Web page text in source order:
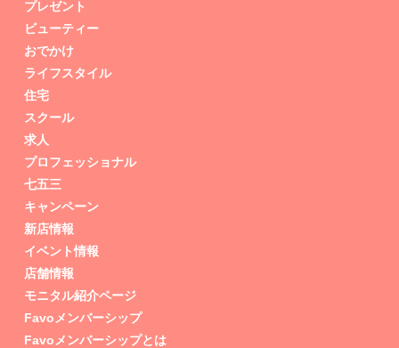
プレゼント
ビューティー
おでかけ
ライフスタイル
住宅
スクール
求人
プロフェッショナル
七五三
キャンペーン
新店情報
イベント情報
店舗情報
モニタル紹介ページ
Favoメンバーシップ
Favoメンバーシップとは